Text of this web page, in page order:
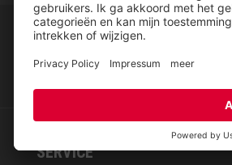
SAFEGUARD
SERVICE